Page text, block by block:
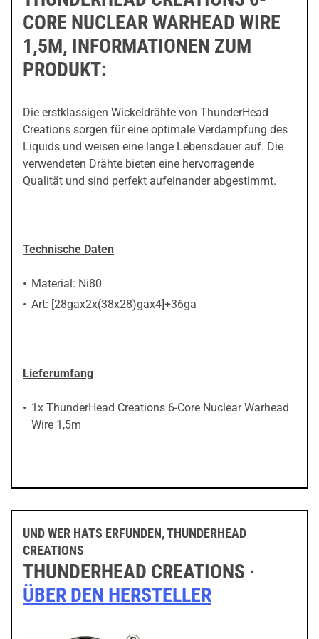
CORE NUCLEAR WARHEAD WIRE
1,5M, INFORMATIONEN ZUM
PRODUKT:
Die erstklassigen Wickeldrähte von ThunderHead
Creations sorgen für eine optimale Verdampfung des
Liquids und weisen eine lange Lebensdauer auf. Die
verwendeten Drähte bieten eine hervorragende
Qualität und sind perfekt aufeinander abgestimmt.
Technische Daten
Material: Ni80
Art: [28gax2x(38x28)gax4]+36ga
Lieferumfang
1x ThunderHead Creations 6-Core Nuclear Warhead
Wire 1,5m
UND WER HATS ERFUNDEN, THUNDERHEAD
CREATIONS
THUNDERHEAD CREATIONS ·
ÜBER DEN HERSTELLER